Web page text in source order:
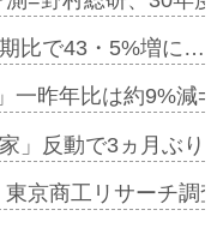
比で43・5%増に…
一昨年比は約9%
」反動で3ヵ月ぶ
京商工リサーチ